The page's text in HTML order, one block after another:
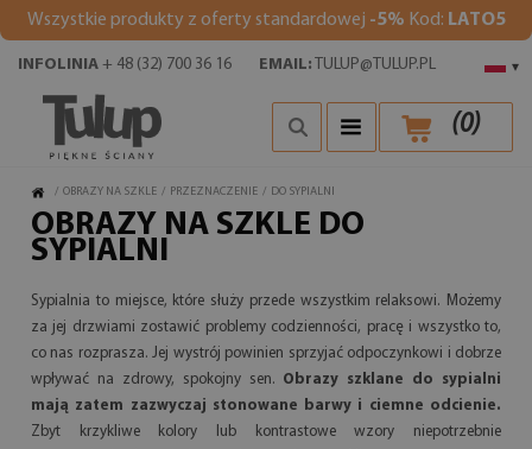
Wszystkie produkty z oferty standardowej -5% Kod: LATO5
▾
INFOLINIA + 48 (32) 700 36 16 EMAIL: TULUP@TULUP.PL
(0)
/ OBRAZY NA SZKLE / PRZEZNACZENIE / DO SYPIALNI
OBRAZY NA SZKLE DO
SYPIALNI
Sypialnia to miejsce, które służy przede wszystkim relaksowi. Możemy
za jej drzwiami zostawić problemy codzienności, pracę i wszystko to,
co nas rozprasza. Jej wystrój powinien sprzyjać odpoczynkowi i dobrze
wpływać na zdrowy, spokojny sen. Obrazy szklane do sypialni
mają zatem zazwyczaj stonowane barwy i ciemne odcienie.
Zbyt krzykliwe kolory lub kontrastowe wzory niepotrzebnie